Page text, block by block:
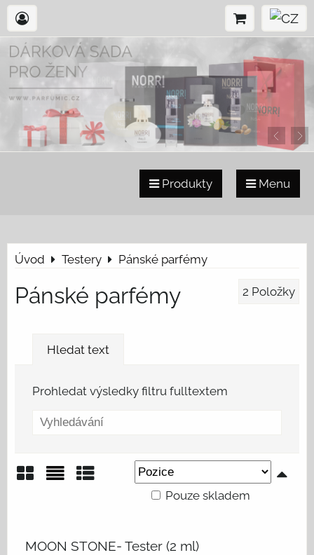
Produkty Menu
Úvod Testery Pánské parfémy
Pánské parfémy 2 Položky
Hledat text
Prohledat výsledky filtru fulltextem
Pouze skladem
MOON STONE- Tester (2 ml)